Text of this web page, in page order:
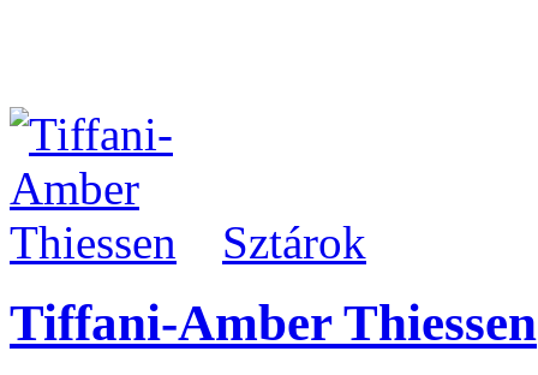
Sztárok
Tiffani-Amber Thiessen